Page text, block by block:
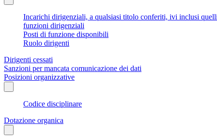
Incarichi dirigenziali, a qualsiasi titolo conferiti, ivi inclusi
funzioni dirigenziali
Posti di funzione disponibili
Ruolo dirigenti
Dirigenti cessati
Sanzioni per mancata comunicazione dei dati
Posizioni organizzative
Codice disciplinare
Dotazione organica